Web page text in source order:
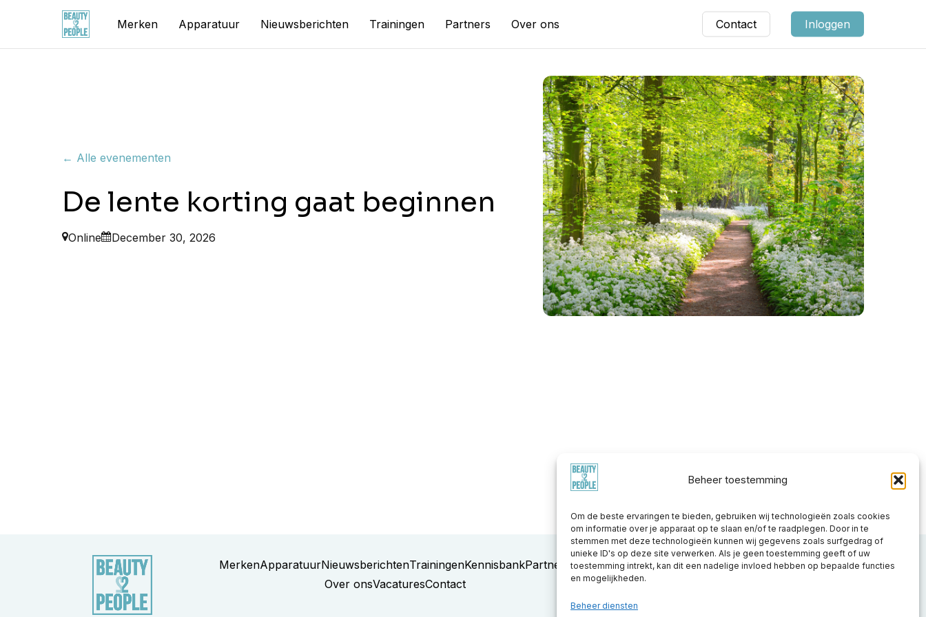
Beheer toestemming
Om de beste ervaringen te bieden, gebruiken wij technologieën zoals cookies
om informatie over je apparaat op te slaan en/of te raadplegen. Door in te
stemmen met deze technologieën kunnen wij gegevens zoals surfgedrag of
unieke ID's op deze site verwerken. Als je geen toestemming geeft of uw
toestemming intrekt, kan dit een nadelige invloed hebben op bepaalde functies
en mogelijkheden.
Beheer diensten
main
Merken Apparatuur Nieuwsberichten Trainingen Partners Over ons Contact Inloggen
← Alle evenementen
De lente korting gaat beginnen
Online December 30, 2026
MerkenApparatuurNieuwsberichtenTrainingenKennisbankPartners
Over onsVacaturesContact
Beauty2People
Beauty2People
Beauty2People
Beauty2People
Beauty2People